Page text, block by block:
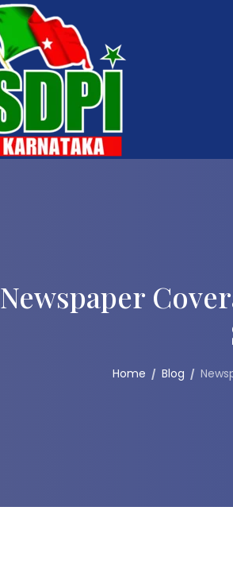
Newspaper
Home Blog